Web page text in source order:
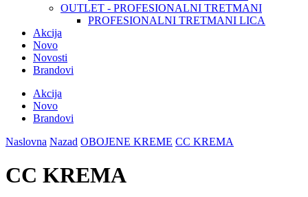
OUTLET - PROFESIONALNI TRETMANI
PROFESIONALNI TRETMANI LICA
Akcija
Novo
Novosti
Brandovi
Akcija
Novo
Brandovi
Naslovna Nazad OBOJENE KREME CC KREMA
CC KREMA